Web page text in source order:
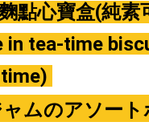
點心寶盒(純素
in tea-time
ムのアソート